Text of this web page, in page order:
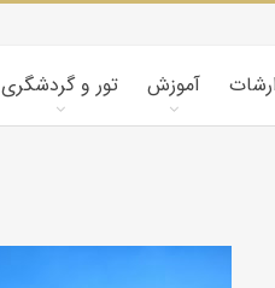
تور و گردشگری آموزش